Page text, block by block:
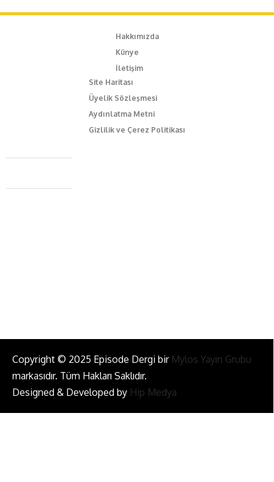
Hakkımızda
Künye
İletişim
Site Haritası
Üyelik Sözleşmesi
Aydınlatma Metni
Gizlilik ve Çerez Politikası
Caferağa Mah. Dr. Şakir Paşa Sok. No3/A Kadıköy İstanbul
+90 543 345 46 00
Copyright © 2025 Episode Dergi bir Mylos Yayın Grubu
markasıdır. Tüm Hakları Saklıdır.
Designed & Developed by Hip Medya